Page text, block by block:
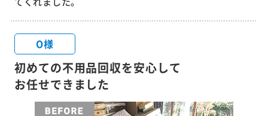
O様
初めての不用品回収を安心して
お任せできました